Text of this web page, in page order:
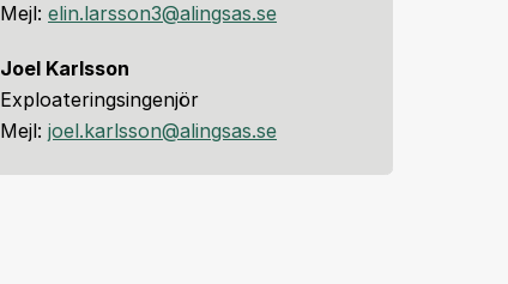
Mejl:elin.larsson3@alingsas.se
Joel Karlsson
Exploateringsingenjör
Mejl:joel.karlsson@alingsas.se